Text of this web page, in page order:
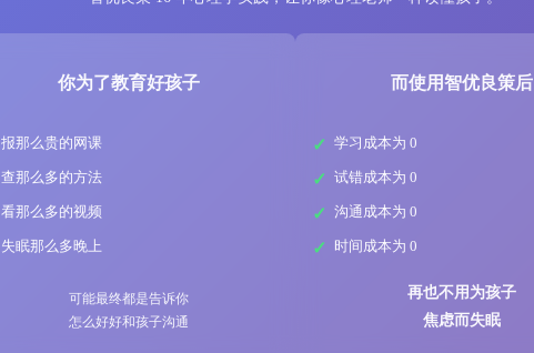
你为了教育好孩子
报那么贵的网课
查那么多的方法
看那么多的视频
失眠那么多晚上
可能最终都是告诉你
怎么好好和孩子沟通
而使用智优良策后
学习成本为 0
试错成本为 0
沟通成本为 0
时间成本为 0
再也不用为孩子
焦虑而失眠